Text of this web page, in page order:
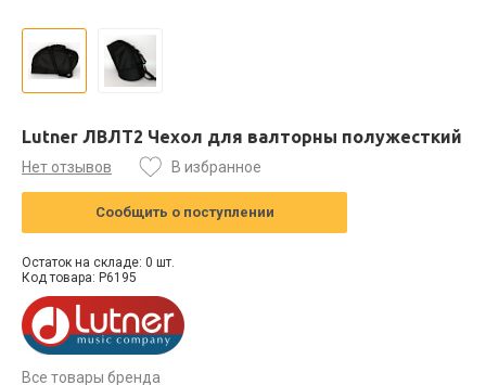
Lutner ЛВЛТ2 Чехол для валторны полужесткий
Нет отзывов В избранное
Сообщить о поступлении
Остаток на складе: 0 шт.
Код товара: P6195
Все товары бренда